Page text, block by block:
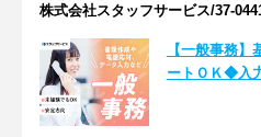
株式会社スタッフサービス/37-
【一般事務
ートＯＫ◆入